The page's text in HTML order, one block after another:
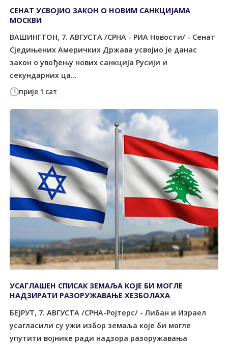
прије 1 сат
СЕНАТ УСВОЈИО ЗАКОН О НОВИМ САНКЦИЈАМА
МОСКВИ
ВАШИНГТОН, 7. АВГУСТА /СРНА - РИА Новости/ - Сенат
Сједињених Америчких Држава усвојио је данас
закон о увођењу нових санкција Русији и
секундарних ца...
УСАГЛАШЕН СПИСАК ЗЕМАЉА КОЈЕ БИ МОГЛЕ
НАДЗИРАТИ РАЗОРУЖАВАЊЕ ХЕЗБОЛАХА
БЕЈРУТ, 7. АВГУСТА /СРНА-Ројтерс/ - Либан и Израел
усагласили су ужи избор земаља које би могле
упутити војнике ради надзора разоружавања